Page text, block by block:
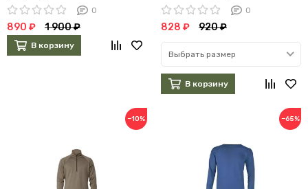
0
890 ₽ 1 900 ₽
В корзину
укороченное
0
828 ₽ 920 ₽
Выбрать размер
В корзину
−10% −65%